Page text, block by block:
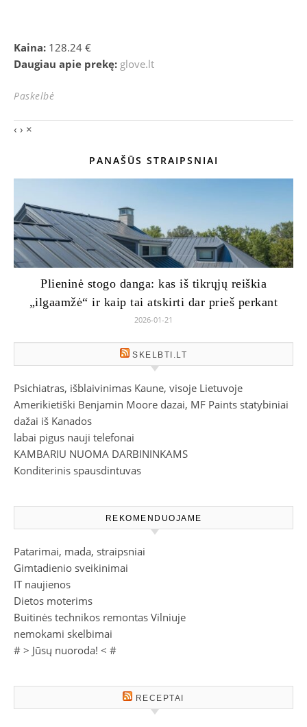
Kaina: 128.24 €
Daugiau apie prekę: glove.lt
Paskelbė
‹ › ×
PANAŠŪS STRAIPSNIAI
Plieninė stogo danga: kas iš tikrųjų reiškia
„ilgaamžė“ ir kaip tai atskirti dar prieš perkant
2026-01-21
SKELBTI.LT
Psichiatras, išblaivinimas Kaune, visoje Lietuvoje
Amerikietiški Benjamin Moore dazai, MF Paints statybiniai
dažai iš Kanados
labai pigus nauji telefonai
KAMBARIU NUOMA DARBININKAMS
Konditerinis spausdintuvas
REKOMENDUOJAME
Patarimai, mada, straipsniai
Gimtadienio sveikinimai
IT naujienos
Dietos moterims
Buitinės technikos remontas Vilniuje
nemokami skelbimai
# > Jūsų nuoroda! < #
RECEPTAI